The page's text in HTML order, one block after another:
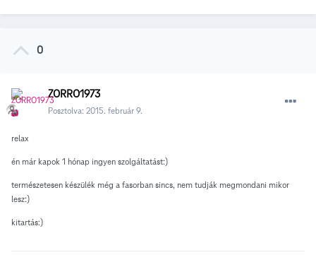
0
ZORRO1973
Posztolva: 2015. február 9.
relax
én már kapok 1 hónap ingyen szolgáltatást:)
természetesen készülék még a fasorban sincs, nem tudják megmondani mikor
lesz:)
kitartás:)